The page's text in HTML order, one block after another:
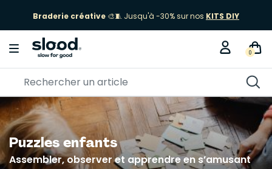
Braderie créative 🎨🧵 Jusqu'à -30% sur nos KITS DIY
0
Puzzles enfants
Assembler, observer et apprendre en s’amusant